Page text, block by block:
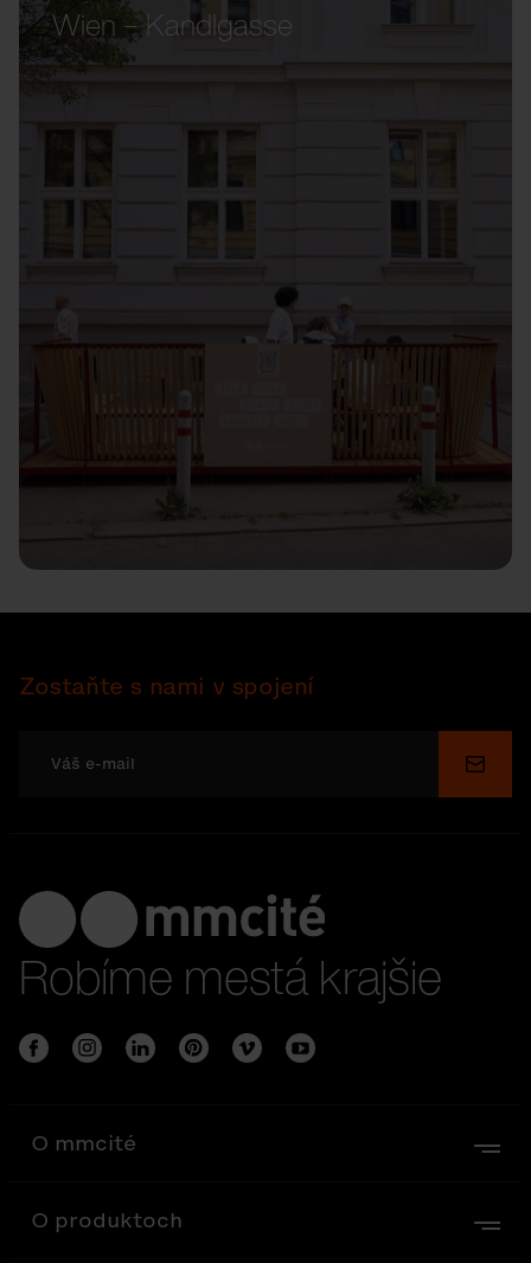
Wien – Kandlgasse
Zostaňte s nami v spojení
Robíme mestá krajšie
O mmcité
O produktoch